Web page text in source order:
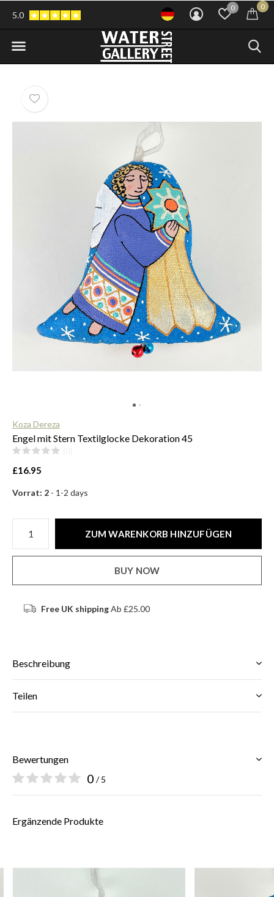
0 0
5.0
Koza Dereza
Engel mit Stern Textilglocke Dekoration 45
£16.95
Vorrat: 2 - 1-2 days
ZUM WARENKORB HINZUFÜGEN
BUY NOW
Free UK shippingAb £25.00
Beschreibung
Teilen
Bewertungen
0 / 5
Ergänzende Produkte